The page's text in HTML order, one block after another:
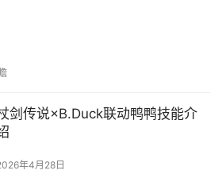
剑传说×B.Duck联动鸭鸭技能介
年4月28日